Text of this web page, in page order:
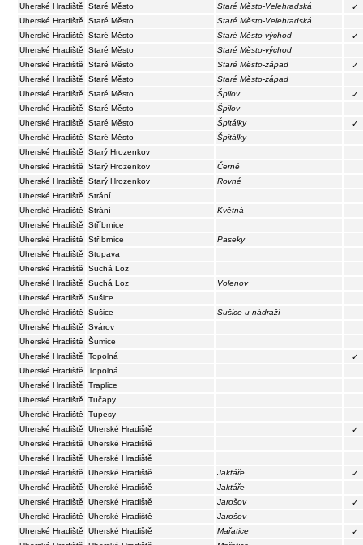
Uherské Hradiště
Staré Město Staré Město-Velehradská
✓
Uherské Hradiště
Staré Město
Staré Město-Velehradská
Uherské Hradiště
Staré Město Staré Město-východ
✓
Uherské Hradiště
Staré Město
Staré Město-východ
Uherské Hradiště
Staré Město Staré Město-západ
✓
Uherské Hradiště
Staré Město
Staré Město-západ
Uherské Hradiště
Staré Město Špilov
✓
Uherské Hradiště
Staré Město
Špilov
Uherské Hradiště
Staré Město Špitálky
✓
Uherské Hradiště
Staré Město
Špitálky
Uherské Hradiště
Starý Hrozenkov
Uherské Hradiště
Starý Hrozenkov
Černé
Uherské Hradiště
Starý Hrozenkov
Rovné
Uherské Hradiště
Strání
Uherské Hradiště
Strání
Květná
Uherské Hradiště
Stříbrnice
Uherské Hradiště
Stříbrnice
Paseky
Uherské Hradiště
Stupava
Uherské Hradiště
Suchá Loz
Uherské Hradiště
Suchá Loz
Volenov
Uherské Hradiště
Sušice
Uherské Hradiště
Sušice
Sušice-u nádraží
Uherské Hradiště
Svárov
Uherské Hradiště
Šumice
Uherské Hradiště
Topolná
✓
Uherské Hradiště
Topolná
Uherské Hradiště
Traplice
Uherské Hradiště
Tučapy
Uherské Hradiště
Tupesy
Uherské Hradiště
Uherské Hradiště
✓
Uherské Hradiště
Uherské Hradiště
Uherské Hradiště
Uherské Hradiště
Uherské Hradiště
Uherské Hradiště Jaktáře
✓
Uherské Hradiště
Uherské Hradiště
Jaktáře
Uherské Hradiště
Uherské Hradiště Jarošov
✓
Uherské Hradiště
Uherské Hradiště
Jarošov
Uherské Hradiště
Uherské Hradiště Mařatice
✓